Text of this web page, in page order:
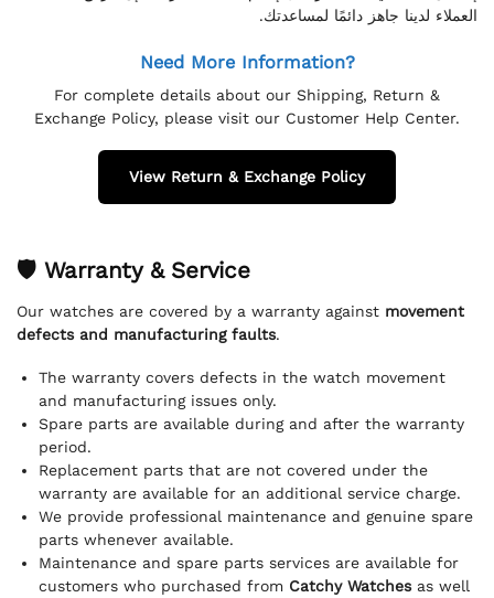
العملاء لدينا جاهز دائمًا لمساعدتك.
Need More Information?
For complete details about our Shipping, Return &
Exchange Policy, please visit our Customer Help Center.
View Return & Exchange Policy
🛡 Warranty & Service
Our watches are covered by a warranty against movement
defects and manufacturing faults.
The warranty covers defects in the watch movement
and manufacturing issues only.
Spare parts are available during and after the warranty
period.
Replacement parts that are not covered under the
warranty are available for an additional service charge.
We provide professional maintenance and genuine spare
parts whenever available.
Maintenance and spare parts services are available for
customers who purchased from Catchy Watchesas well